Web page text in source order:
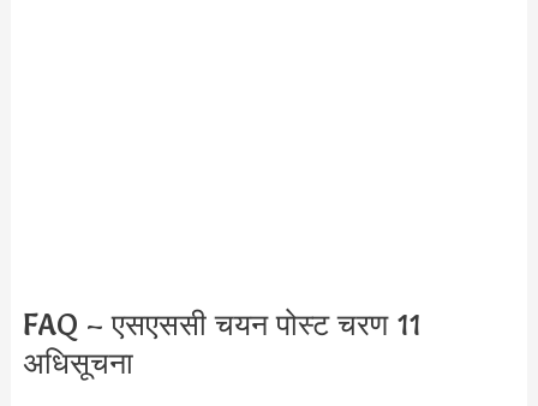
FAQ – एसएससी चयन पोस्ट चरण 11
अधिसूचना